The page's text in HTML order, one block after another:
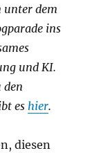
unter dem
ins
und KI.
eshier.
diesen